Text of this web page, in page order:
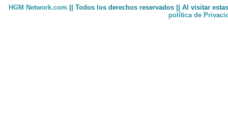
HGM Network.com || Todos los derechos reservados || Al visitar
política de